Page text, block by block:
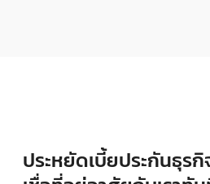
ประหยัดเบี้ยประกันธุร